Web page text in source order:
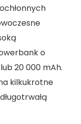
o
20 000 mAh.
kilkukrotne